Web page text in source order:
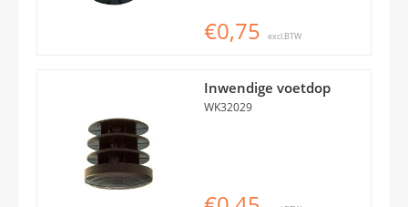
€0,75 excl.BTW
Inwendige voetdop
WK32029